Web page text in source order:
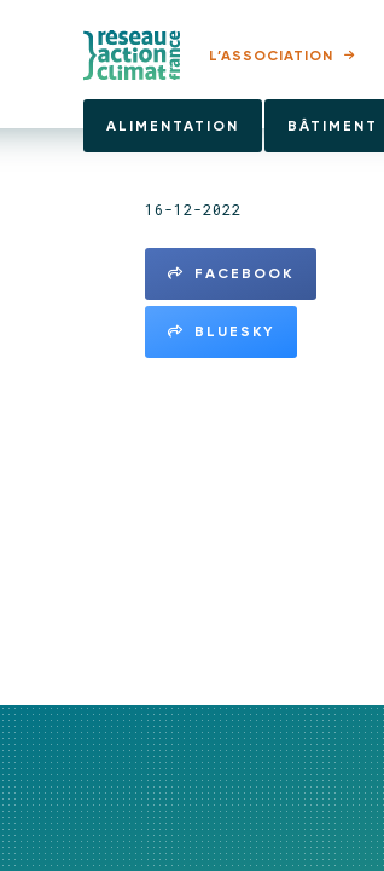
L’ASSOCIATION
ALIMENTATION BÂTIMENT
16-12-2022
FACEBOOK
BLUESKY